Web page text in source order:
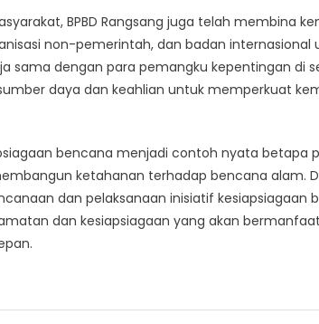
BPBD Rangsang juga telah membina
non-pemerintah, dan badan internasional
sama dengan para pemangku kepentingan di
daya dan keahlian untuk memperkuat
bencana menjadi contoh nyata betapa
ketahanan terhadap bencana alam.
dan pelaksanaan inisiatif kesiapsiagaan
dan kesiapsiagaan yang akan